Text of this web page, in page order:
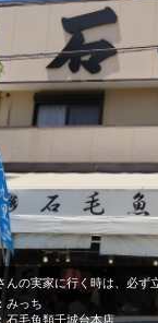
みっち
石毛魚類千城台本店